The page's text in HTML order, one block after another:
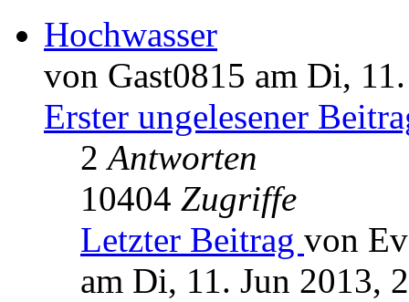
Hochwasser
von Gast0815 am Di,
Erster ungelesener
2Antworten
10404 Zugriffe
Letzter Beitrag von
am Di, 11. Jun 2013,